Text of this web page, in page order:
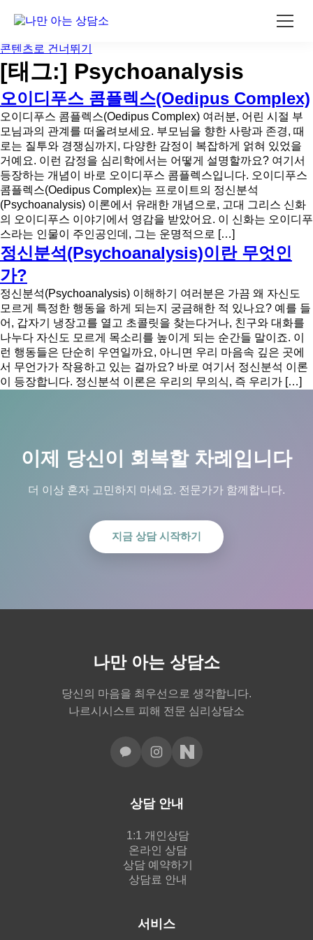
콘텐츠로 건너뛰기
[태그:] Psychoanalysis
오이디푸스 콤플렉스(Oedipus Complex)
오이디푸스 콤플렉스(Oedipus Complex) 여러분, 어린 시절 부
모님과의 관계를 떠올려보세요. 부모님을 향한 사랑과 존경, 때
로는 질투와 경쟁심까지, 다양한 감정이 복잡하게 얽혀 있었을
거예요. 이런 감정을 심리학에서는 어떻게 설명할까요? 여기서
등장하는 개념이 바로 오이디푸스 콤플렉스입니다. 오이디푸스
콤플렉스(Oedipus Complex)는 프로이트의 정신분석
(Psychoanalysis) 이론에서 유래한 개념으로, 고대 그리스 신화
의 오이디푸스 이야기에서 영감을 받았어요. 이 신화는 오이디푸
스라는 인물이 주인공인데, 그는 운명적으로 […]
정신분석(Psychoanalysis)이란 무엇인
가?
정신분석(Psychoanalysis) 이해하기 여러분은 가끔 왜 자신도
모르게 특정한 행동을 하게 되는지 궁금해한 적 있나요? 예를 들
어, 갑자기 냉장고를 열고 초콜릿을 찾는다거나, 친구와 대화를
나누다 자신도 모르게 목소리를 높이게 되는 순간들 말이죠. 이
런 행동들은 단순히 우연일까요, 아니면 우리 마음속 깊은 곳에
서 무언가가 작용하고 있는 걸까요? 바로 여기서 정신분석 이론
이 등장합니다. 정신분석 이론은 우리의 무의식, 즉 우리가 […]
이제 당신이 회복할 차례입니다
더 이상 혼자 고민하지 마세요. 전문가가 함께합니다.
지금 상담 시작하기
나만 아는 상담소
당신의 마음을 최우선으로 생각합니다.
나르시시스트 피해 전문 심리상담소
상담 안내
1:1 개인상담
온라인 상담
상담 예약하기
상담료 안내
서비스